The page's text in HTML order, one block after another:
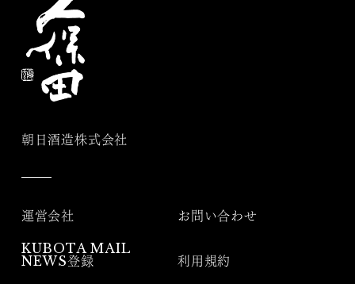
朝日酒造株式会社
運営会社 お問い合わせ
KUBOTA MAIL
NEWS登録
利用規約